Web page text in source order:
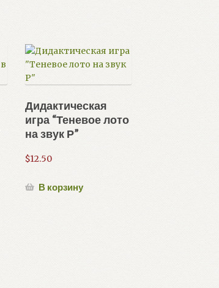
Дидактическая
игра “Теневое лото
на звук Р”
$12.50
В корзину